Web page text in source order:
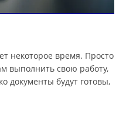
некоторое время. Просто
выполнить свою работу,
документы будут готовы,